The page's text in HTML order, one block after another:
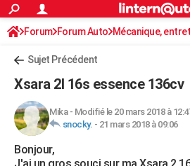
ACTUALITÉS
Politique
Société
Faits Divers
Education
Monde
Villes
+
FINANCE
Retraite
Impôts
Epargne
Immobilier
Risques naturels par ville
Banque
Assurance
Crédit
AUTO
Essais
Réserver un essai
Citadines
Berlines
SUV
Forum auto
+HIGH-TECH
S'inscrire
Connexion
Forum Forum Auto Mécanique,
Sujet Précédent
Xsara 2l 16s essence 136cv
Mika- Modifié le 20 mars 2018 à
snocky. - 21 mars 2018 à 09:06
Bonjour,